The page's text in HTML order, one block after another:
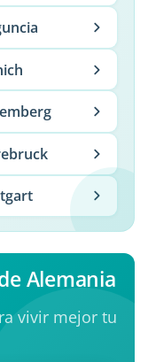
Alemania
vivir mejor tu